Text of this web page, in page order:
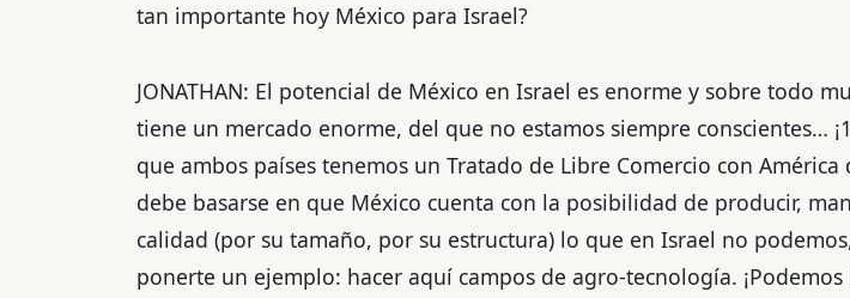
tan importante hoy México para Israel?
JONATHAN: El potencial de México en Israel es enorme y sobre todo
tiene un mercado enorme, del que no estamos siempre conscientes…
que ambos países tenemos un Tratado de Libre Comercio con
debe basarse en que México cuenta con la posibilidad de producir,
calidad (por su tamaño, por su estructura) lo que en Israel no
ponerte un ejemplo: hacer aquí campos de agro-tecnología.